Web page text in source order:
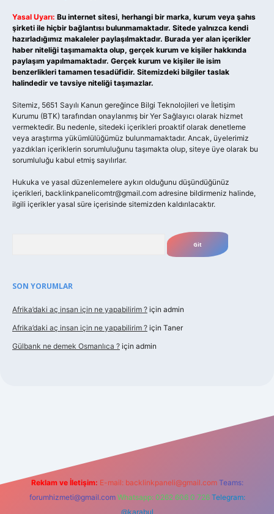
Yasal Uyarı: Bu internet sitesi, herhangi bir marka, kurum veya şahıs
şirketi ile hiçbir bağlantısı bulunmamaktadır. Sitede yalnızca kendi
hazırladığımız makaleler paylaşılmaktadır. Burada yer alan içerikler
haber niteliği taşımamakta olup, gerçek kurum ve kişiler hakkında
paylaşım yapılmamaktadır. Gerçek kurum ve kişiler ile isim
benzerlikleri tamamen tesadüfidir. Sitemizdeki bilgiler taslak
halindedir ve tavsiye niteliği taşımazlar.
Sitemiz, 5651 Sayılı Kanun gereğince Bilgi Teknolojileri ve İletişim
Kurumu (BTK) tarafından onaylanmış bir Yer Sağlayıcı olarak hizmet
vermektedir. Bu nedenle, sitedeki içerikleri proaktif olarak denetleme
veya araştırma yükümlülüğümüz bulunmamaktadır. Ancak, üyelerimiz
yazdıkları içeriklerin sorumluluğunu taşımakta olup, siteye üye olarak bu
sorumluluğu kabul etmiş sayılırlar.
Hukuka ve yasal düzenlemelere aykırı olduğunu düşündüğünüz
içerikleri, backlinkpanelicomtr@gmail.com adresine bildirmeniz halinde,
ilgili içerikler yasal süre içerisinde sitemizden kaldırılacaktır.
SON YORUMLAR
Afrika’daki aç insan için ne yapabilirim ? için admin
Afrika’daki aç insan için ne yapabilirim ? için Taner
Gülbank ne demek Osmanlıca ? için admin
Reklam ve İletişim: E-mail: backlinkpaneli@gmail.com Teams:
forumhizmeti@gmail.com Whatsapp: 0262 606 0 726 Telegram:
@karabul